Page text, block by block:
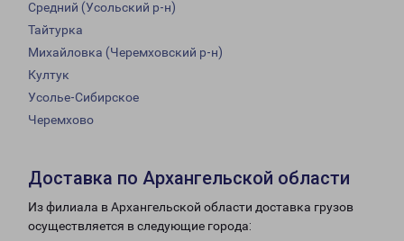
Средний (Усольский р-н)
Тайтурка
Михайловка (Черемховский р-н)
Култук
Усолье-Сибирское
Черемхово
Доставка по Архангельской области
Из филиала в Архангельской области доставка грузов
осуществляется в следующие города: